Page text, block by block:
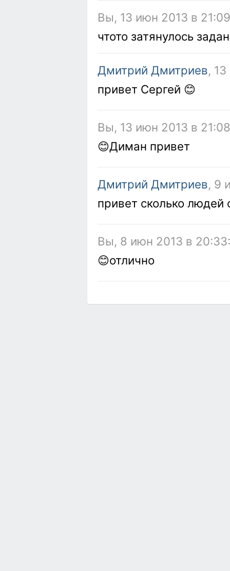
Вы, 13 июн 2013 в
чтото затянулось
Дмитрий Дмитриев,
привет Сергей 😊
Вы, 13 июн 2013 в
😊Диман привет
Дмитрий Дмитриев, 9
привет сколько людей
Вы, 8 июн 2013 в
😊отлично